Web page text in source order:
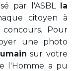
par l'ASBL la
citoyen à
Pour
une photo
sur votre
l'Homme a pu